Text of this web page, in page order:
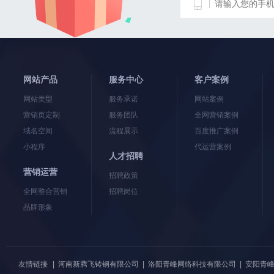
网站产品
网站类型
营销页定制
域名空间
小程序
营销运营
全网整合营销
品牌形象
服务中心
服务承诺
服务团队
流程展示
人才招聘
招聘政策
招聘岗位
客户案例
网站案例
全网营销案例
百度推广案例
代运营案例
友情链接 河南新腾飞铸钢有限公司 洛阳青峰网络科技有限公司 安阳青